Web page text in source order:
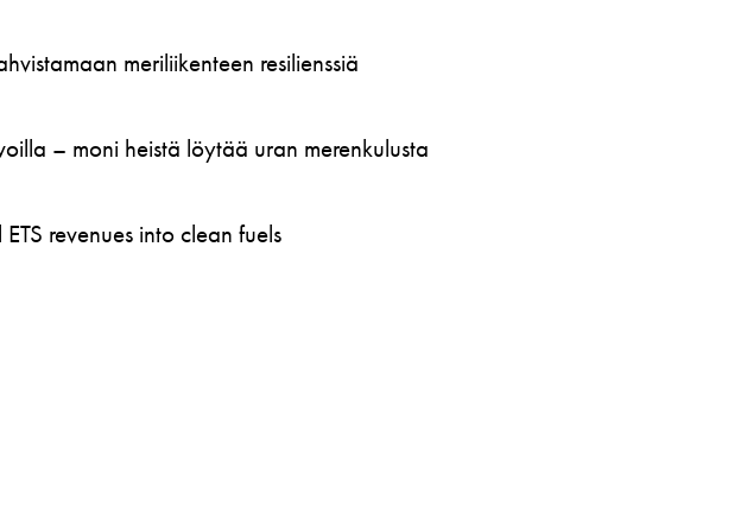
meriliikenteen resilienssiä
– moni heistä löytää uran merenkulusta
revenues into clean fuels